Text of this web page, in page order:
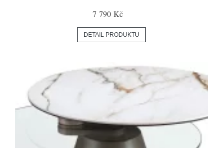
7 790 Kč
DETAIL PRODUKTU